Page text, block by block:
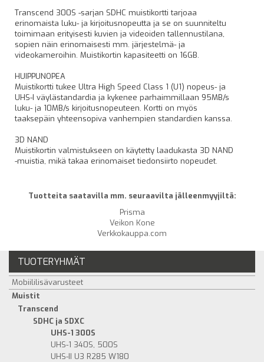
Transcend 300S -sarjan SDHC muistikortti tarjoaa
erinomaista luku- ja kirjoitusnopeutta ja se on suunniteltu
toimimaan erityisesti kuvien ja videoiden tallennustilana,
sopien näin erinomaisesti mm. järjestelmä- ja
videokameroihin. Muistikortin kapasiteetti on 16GB.
HUIPPUNOPEA
Muistikortti tukee Ultra High Speed Class 1 (U1) nopeus- ja
UHS-I väylästandardia ja kykenee parhaimmillaan 95MB/s
luku- ja 10MB/s kirjoitusnopeuteen. Kortti on myös
taaksepäin yhteensopiva vanhempien standardien kanssa.
3D NAND
Muistikortin valmistukseen on käytetty laadukasta 3D NAND
-muistia, mikä takaa erinomaiset tiedonsiirto nopeudet.
Tuotteita saatavilla mm. seuraavilta jälleenmyyjiltä:
Prisma
Veikon Kone
Verkkokauppa.com
TUOTERYHMÄT
Mobiililisävarusteet
Muistit
Transcend
SDHC ja SDXC
UHS-1 300S
UHS-1 340S, 500S
UHS-II U3 R285 W180